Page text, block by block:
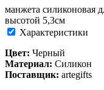
манжета силиконовая
высотой 5,3см
Характеристики
Цвет: Черный
Материал: Силикон
Поставщик: artegifts